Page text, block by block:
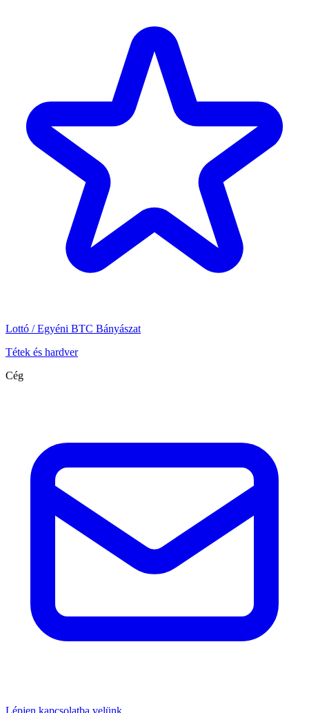
Lottó / Egyéni BTC Bányászat
Tétek és hardver
Cég
Lépjen kapcsolatba velünk